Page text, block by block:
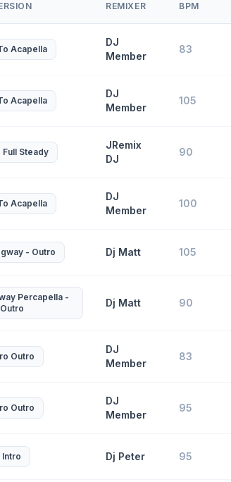
REMIXER BPM
Acapella
DJ
Member
83
Acapella
DJ
Member
105
Full Steady
JRemix
DJ
90
Acapella
DJ
Member
100
- Outro Dj Matt 105
Percapella -
Outro
Dj Matt 90
Outro
DJ
Member
83
Outro
DJ
Member
95
Intro Dj Peter 95